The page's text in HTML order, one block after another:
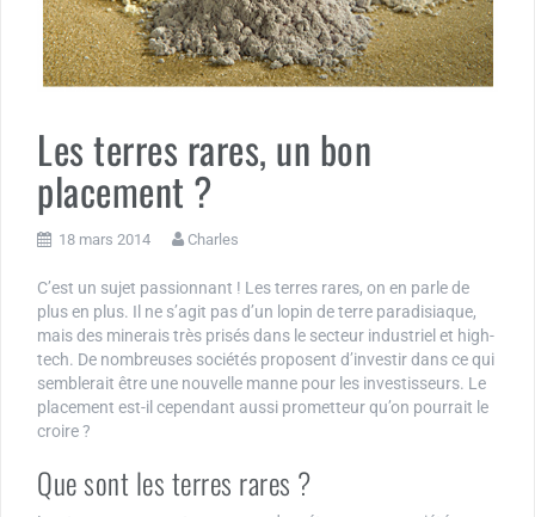
Les terres rares, un bon
placement ?
18 mars 2014 Charles
C’est un sujet passionnant ! Les terres rares, on en parle de
plus en plus. Il ne s’agit pas d’un lopin de terre paradisiaque,
mais des minerais très prisés dans le secteur industriel et high-
tech. De nombreuses sociétés proposent d’investir dans ce qui
semblerait être une nouvelle manne pour les investisseurs. Le
placement est-il cependant aussi prometteur qu’on pourrait le
croire ?
Que sont les terres rares ?